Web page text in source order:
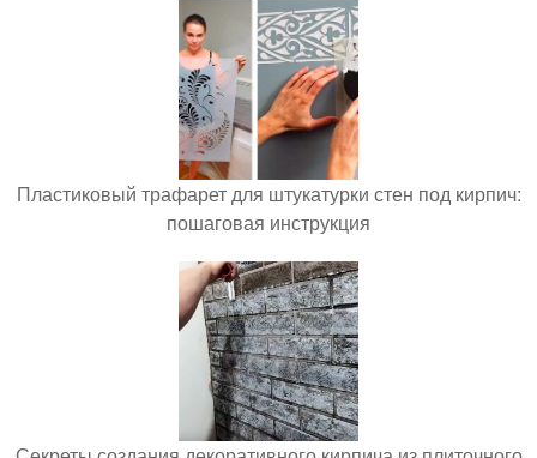
Пластиковый трафарет для штукатурки стен под кирпич:
пошаговая инструкция